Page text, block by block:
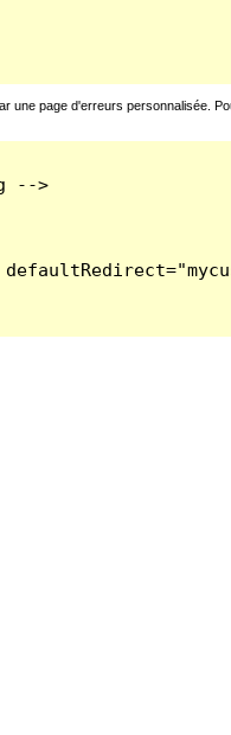
une page d'erreurs personnalisée.
-->